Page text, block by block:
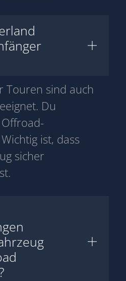
Touren sind auch
Du
ist, dass
sicher